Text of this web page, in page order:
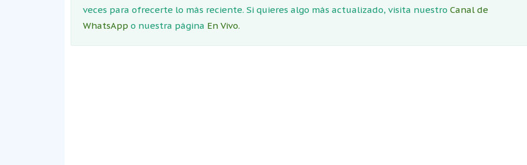
veces para ofrecerte lo más reciente. Si quieres algo más actualizado, visita nuestro Canal de
WhatsAppo nuestra página En Vivo.